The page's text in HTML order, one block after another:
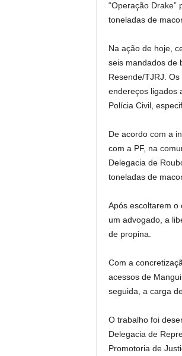
“Operação
toneladas de
Na ação de hoje,
seis mandados de
Resende/TJRJ.
endereços ligados
Polícia Civil,
De acordo com a
com a PF, na
Delegacia de
toneladas de
Após escoltarem o
um advogado, a
de propina.
Com a
acessos de
seguida, a carga
O trabalho foi
Delegacia de
Promotoria de